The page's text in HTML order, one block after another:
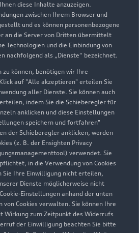
diese Inhalte anzuzeigen.
zwischen Ihrem Browser und
und es können personenbezogene
an die Server von Dritten übermittelt
Technologien und die Einbindung von
nachfolgend als „Dienste“ bezeichnet.
zu können, benötigen wir Ihre
auf "Alle akzeptieren" erteilen Sie
aller Dienste. Sie können auch
indem Sie die Schieberegler für
anklicken und diese Einstellungen
speichern und fortfahren"
der Schieberegler anklicken, werden
(z. B. der Ensighten Privacy
verwendet. Sie
in die Verwendung von Cookies
Sie Ihre Einwilligung nicht erteilen,
Dienste möglicherweise nicht
Einstellungen anhand der unten
Cookies verwalten. Sie können Ihre
Wirkung zum Zeitpunkt des Widerrufs
der Einwilligung beachten Sie bitte
e-tron